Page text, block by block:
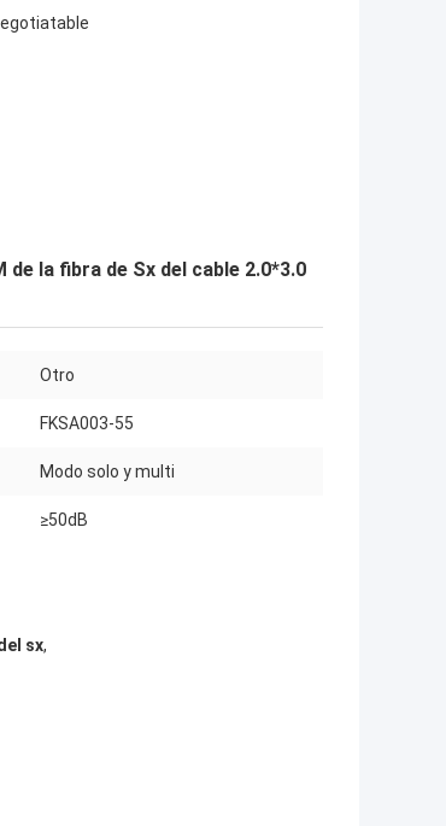
la fibra de Sx del cable 2.0*3.0
Otro
FKSA003-55
Modo solo y multi
≥50dB
sx,